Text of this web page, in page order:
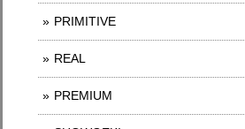
PRIMITIVE
REAL
PREMIUM